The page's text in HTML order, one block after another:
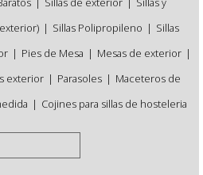
| Sillas Polipropileno | Sillas
| Pies de Mesa | Mesas de exterior |
exterior | Parasoles | Maceteros de
| Cojines para sillas de hosteleria